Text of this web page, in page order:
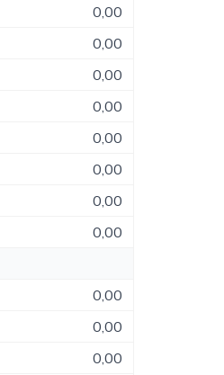
0,00
0,00
0,00
0,00
0,00
0,00
0,00
0,00
0,00
0,00
0,00